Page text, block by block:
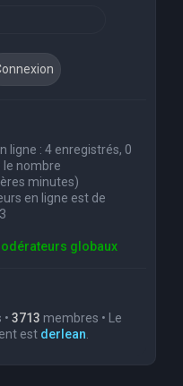
ligne : 4 enregistrés, 0
le nombre
minutes)
en ligne est de
globaux
3713 membres • Le
est derlean